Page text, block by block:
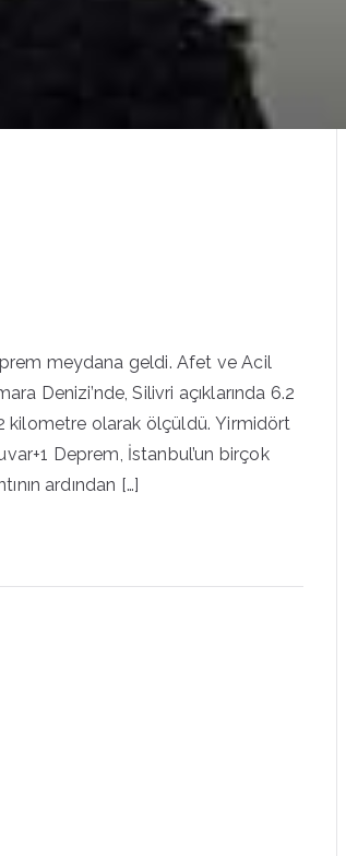
meydana geldi. Afet ve Acil
Denizi’nde, Silivri açıklarında 6.2
kilometre olarak ölçüldü. ​Yirmidört
Deprem, İstanbul’un birçok
ardından […]